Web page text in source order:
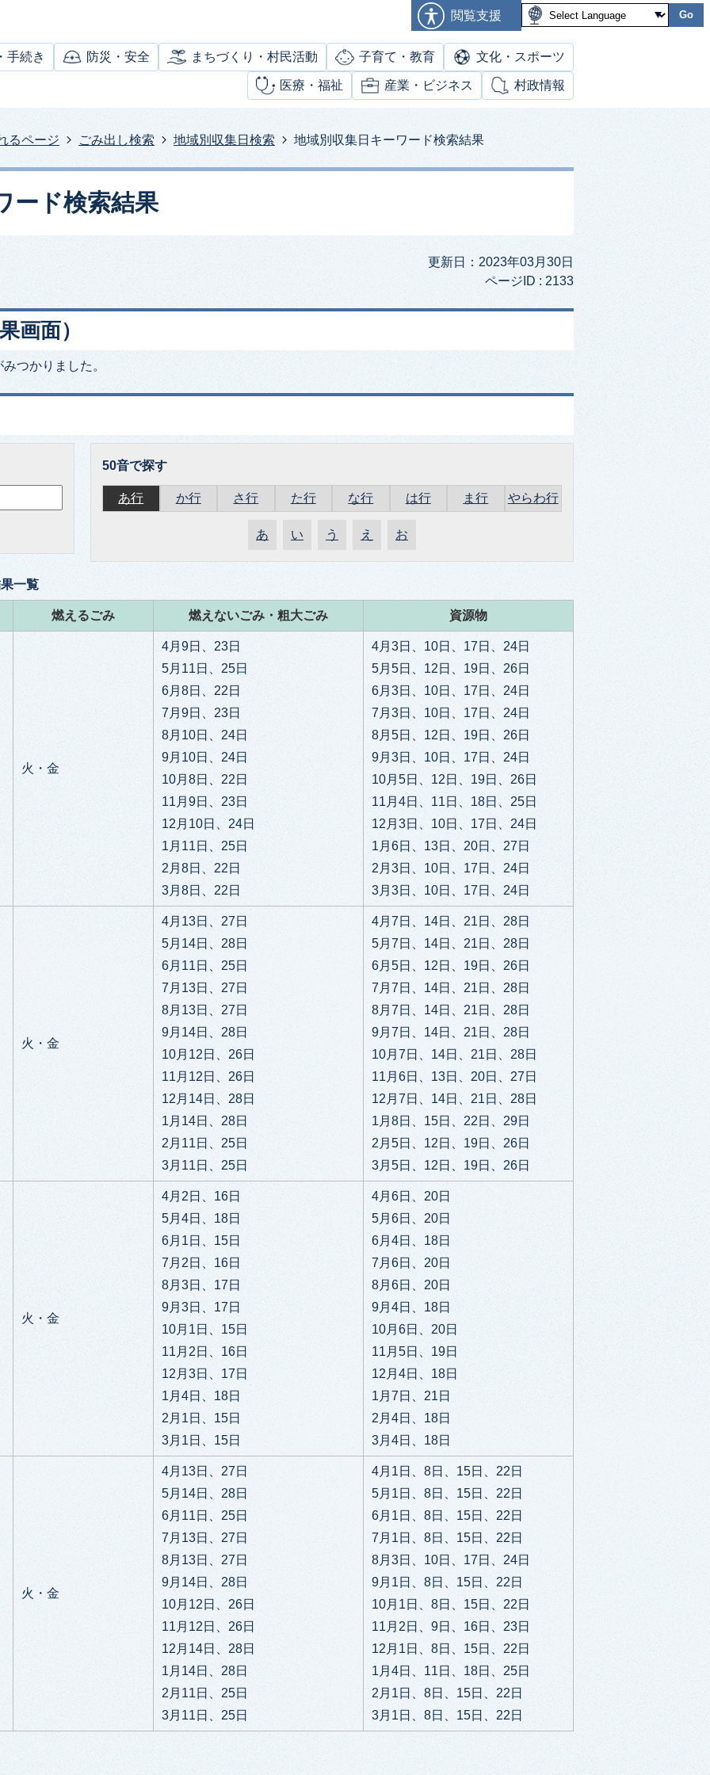
閲覧支援 Go
手続き 防災・安全 まちづくり・村民活動 子育て・教育 文化・スポーツ
医療・福祉 産業・ビジネス 村政情報
るページ ごみ出し検索 地域別収集日検索 地域別収集日キーワード検索結果
ード検索結果
更新日：2023年03月30日
ページID : 2133
画面）
みつかりました。
50音で探す
あ行 か行 さ行 た行 な行 は行 ま行 やらわ行
あ い う え お
一覧
燃えるごみ 燃えないごみ・粗大ごみ 資源物
火・金
4月9日、23日
5月11日、25日
6月8日、22日
7月9日、23日
8月10日、24日
9月10日、24日
10月8日、22日
11月9日、23日
12月10日、24日
1月11日、25日
2月8日、22日
3月8日、22日
4月3日、10日、17日、24日
5月5日、12日、19日、26日
6月3日、10日、17日、24日
7月3日、10日、17日、24日
8月5日、12日、19日、26日
9月3日、10日、17日、24日
10月5日、12日、19日、26日
11月4日、11日、18日、25日
12月3日、10日、17日、24日
1月6日、13日、20日、27日
2月3日、10日、17日、24日
3月3日、10日、17日、24日
火・金
4月13日、27日
5月14日、28日
6月11日、25日
7月13日、27日
8月13日、27日
9月14日、28日
10月12日、26日
11月12日、26日
12月14日、28日
1月14日、28日
2月11日、25日
3月11日、25日
4月7日、14日、21日、28日
5月7日、14日、21日、28日
6月5日、12日、19日、26日
7月7日、14日、21日、28日
8月7日、14日、21日、28日
9月7日、14日、21日、28日
10月7日、14日、21日、28日
11月6日、13日、20日、27日
12月7日、14日、21日、28日
1月8日、15日、22日、29日
2月5日、12日、19日、26日
3月5日、12日、19日、26日
火・金
4月2日、16日
5月4日、18日
6月1日、15日
7月2日、16日
8月3日、17日
9月3日、17日
10月1日、15日
11月2日、16日
12月3日、17日
1月4日、18日
2月1日、15日
3月1日、15日
4月6日、20日
5月6日、20日
6月4日、18日
7月6日、20日
8月6日、20日
9月4日、18日
10月6日、20日
11月5日、19日
12月4日、18日
1月7日、21日
2月4日、18日
3月4日、18日
火・金
4月13日、27日
5月14日、28日
6月11日、25日
7月13日、27日
8月13日、27日
9月14日、28日
10月12日、26日
11月12日、26日
12月14日、28日
1月14日、28日
2月11日、25日
3月11日、25日
4月1日、8日、15日、22日
5月1日、8日、15日、22日
6月1日、8日、15日、22日
7月1日、8日、15日、22日
8月3日、10日、17日、24日
9月1日、8日、15日、22日
10月1日、8日、15日、22日
11月2日、9日、16日、23日
12月1日、8日、15日、22日
1月4日、11日、18日、25日
2月1日、8日、15日、22日
3月1日、8日、15日、22日